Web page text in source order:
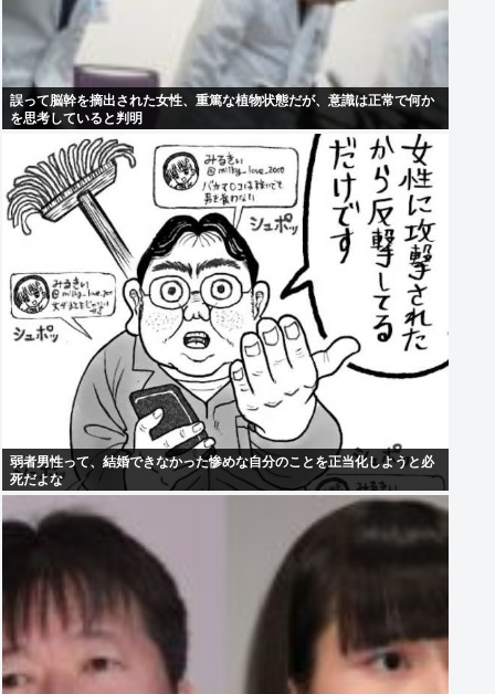
誤って脳幹を摘出された女性、重篤な植物状態だが、意識は正常で何か
を思考していると判明
弱者男性って、結婚できなかった惨めな自分のことを正当化しようと必
死だよな